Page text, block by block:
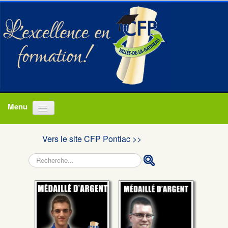
Programmes
Actualités
Nous joindre
Vers le site CFP Pontiac >>
Rechercher